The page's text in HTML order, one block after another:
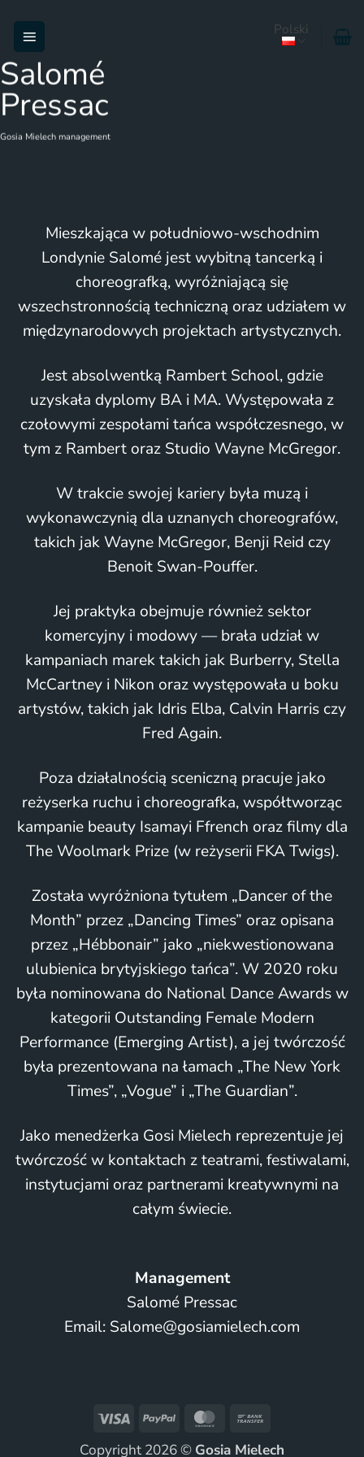
zawartości
Polski
Salomé
Pressac
Gosia Mielech management
Mieszkająca w południowo-wschodnim
Londynie Salomé jest wybitną tancerką i
choreografką, wyróżniającą się
wszechstronnością techniczną oraz udziałem w
międzynarodowych projektach artystycznych.
Jest absolwentką Rambert School, gdzie
uzyskała dyplomy BA i MA. Występowała z
czołowymi zespołami tańca współczesnego, w
tym z Rambert oraz Studio Wayne McGregor.
W trakcie swojej kariery była muzą i
wykonawczynią dla uznanych choreografów,
takich jak Wayne McGregor, Benji Reid czy
Benoit Swan-Pouffer.
Jej praktyka obejmuje również sektor
komercyjny i modowy — brała udział w
kampaniach marek takich jak Burberry, Stella
McCartney i Nikon oraz występowała u boku
artystów, takich jak Idris Elba, Calvin Harris czy
Fred Again.
Poza działalnością sceniczną pracuje jako
reżyserka ruchu i choreografka, współtworząc
kampanie beauty Isamayi Ffrench oraz filmy dla
The Woolmark Prize (w reżyserii FKA Twigs).
Została wyróżniona tytułem „Dancer of the
Month” przez „Dancing Times” oraz opisana
przez „Hébbonair” jako „niekwestionowana
ulubienica brytyjskiego tańca”. W 2020 roku
była nominowana do National Dance Awards w
kategorii Outstanding Female Modern
Performance (Emerging Artist), a jej twórczość
była prezentowana na łamach „The New York
Times”, „Vogue” i „The Guardian”.
Jako menedżerka Gosi Mielech reprezentuje jej
twórczość w kontaktach z teatrami, festiwalami,
instytucjami oraz partnerami kreatywnymi na
całym świecie.
Management
Salomé Pressac
Email: Salome@gosiamielech.com
Visa PayPal MasterCard
Copyright 2026 © Gosia Mielech